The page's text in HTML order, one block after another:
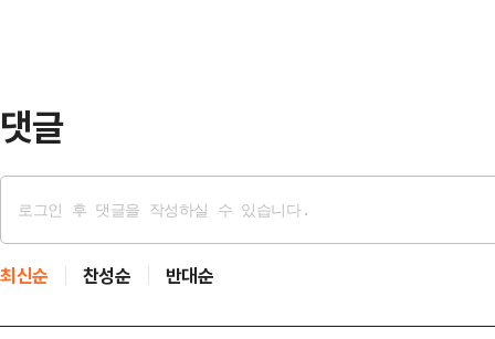
댓글
최신순 찬성순 반대순